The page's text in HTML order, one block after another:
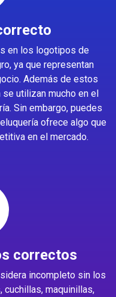
en los logotipos de
ya que representan
Además de estos
utilizan mucho en el
Sin embargo, puedes
ofrece algo que
en el mercado.
correctos
incompleto sin los
cuchillas, maquinillas,